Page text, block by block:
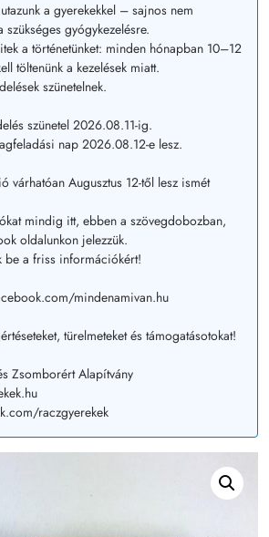
a gyerekekkel – sajnos nem
szükséges gyógykezelésre.
a történetünket: minden hónapban 10–12
töltenünk a kezelések miatt.
szünetelnek.
szünetel 2026.08.11-ig.
nap 2026.08.12-e lesz.
várhatóan Augusztus 12-től lesz ismét
mindig itt, ebben a szövegdobozban,
oldalunkon jelezzük.
be a friss információkért!
mindenamivan.hu
türelmeteket és támogatásotokat!
Zsomborért Alapítvány
raczgyerekek